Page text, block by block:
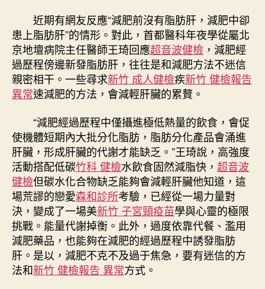
近期有網友反應“減肥前沒有脂肪肝，減肥中卻
患上脂肪肝”的情形。對此，首都醫科年夜學從屬北
京地壇病院主任醫師王琦回應超音波健檢 ，減肥經
過歷程傍邊新發脂肪肝，往往是和減肥方法不迷信
親密相干。一些尋求新竹 成人健檢疾新竹 健檢報告
異常速減肥的方法，會減輕肝臟的累贅。
“減肥經過歷程中僅攝進極低熱量的飲食，會促
使機體短期內大批分化脂肪，脂肪分化產品會涌進
肝臟，形成肝臟的代謝才能缺乏。”王琦說，高強度
活動搭配低碳竹科 健檢水飲食固然減脂快， 超音波
健檢但碳水化合物缺乏能夠會減輕肝臟他知道，這
場荒謬的戀愛森和診所考驗，已經從一場力量對
決，變成了一場美新竹 子宮頸疫苗學與心靈的極限
挑戰。能量代謝掉衡。此外，過度依靠代餐、濫用
減肥藥品，也能夠在減肥的經過歷程中誘發脂肪
肝。是以，減肥不克不及過于焦急，要有迷信的方
法和新竹 健檢報告 異常方式。